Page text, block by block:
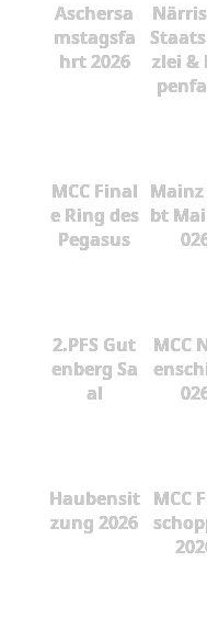
Aschersa
mstagsfa
hrt 2026
zlei &
MCC Final
e Ring des
Pegasus
bt
2.PFS Gut
enberg Sa
al
MCC
Haubensit
zung 2026
MCC